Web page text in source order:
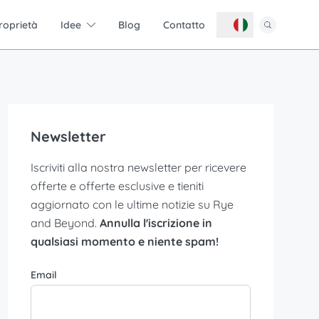
Idee Blog Contatto
Newsletter
Iscriviti alla nostra newsletter per ricevere
offerte e offerte esclusive e tieniti
aggiornato con le ultime notizie su Rye
and Beyond. Annulla l'iscrizione in
qualsiasi momento e niente spam!
Email